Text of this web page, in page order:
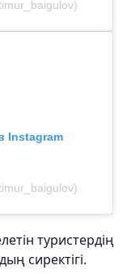
Instagram
туристердің
сиректігі.